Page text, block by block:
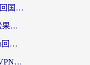
海外党必看：如何选到真正回国好用的VPN？实测+避坑指南
海外党必看：Quickback和松果好用吗？3步教你选对回国加速器无缝刷国内资源
海外党必看：如何选对steam回国加速器？从踩坑到无缝访问国内资源的全攻略
海外党救星！Windows免费VPN下载+3步搞定国内资源无缝访问